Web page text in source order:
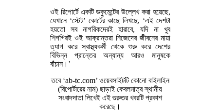
ওই রিপোর্টে একটি ডকুমেন্টের উল্লেখ করা হয়েছে,
যেখানে ‘স্টেট’ কোর্টের কাছে লিখছে, ‘এই দেশটা
হয়তো সব নাগরিকদেরই হারাবে, যদি না খুব
শিগগিরই ওই আক্রান্তরা নিজেদের জীবনের মায়া
ত্যাগ করে স্বাস্থ্যকর্মী থেকে শুরু করে দেশের
বিভিন্ন প্রান্তের অন্যান্য আরও মানুষকে
বাঁচান।’
তবে ‘ab-tc.com’ ওয়েবসাইটটি কোনো বাইলাইন
(রিপোর্টারের নাম) ছাড়াই কেবলমাত্র স্থানীয়
সংবাদদাতা লিখেই এই গুরুতর খবরটি প্রকাশ
করেছে।